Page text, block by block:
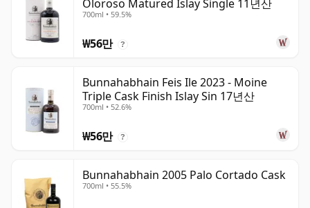
Oloroso Matured Islay Single 11년산
700ml • 59.5%
₩56만 ?
Bunnahabhain Feis Ile 2023 - Moine
Triple Cask Finish Islay Sin 17년산
700ml • 52.6%
₩56만 ?
Bunnahabhain 2005 Palo Cortado Cask
700ml • 55.5%